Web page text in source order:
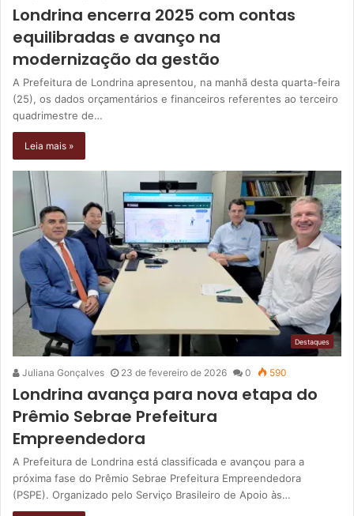
Londrina encerra 2025 com contas
equilibradas e avanço na
modernização da gestão
A Prefeitura de Londrina apresentou, na manhã desta quarta-feira
(25), os dados orçamentários e financeiros referentes ao terceiro
quadrimestre de…
Leia mais »
Destaques
Juliana Gonçalves 23 de fevereiro de 2026 0 590
Londrina avança para nova etapa do
Prêmio Sebrae Prefeitura
Empreendedora
A Prefeitura de Londrina está classificada e avançou para a
próxima fase do Prêmio Sebrae Prefeitura Empreendedora
(PSPE). Organizado pelo Serviço Brasileiro de Apoio às…